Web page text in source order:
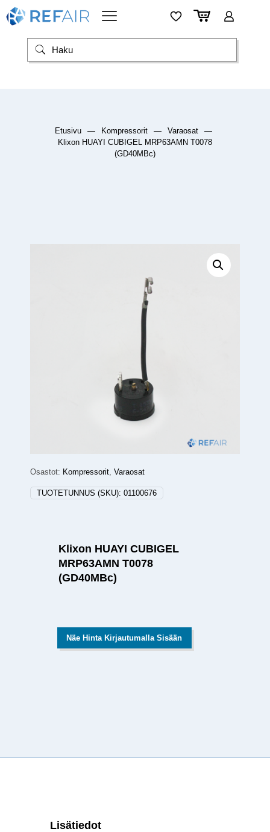
Etusivu — Kompressorit — Varaosat
—
Klixon HUAYI CUBIGEL MRP63AMN T0078
(GD40MBc)
Osastot: Kompressorit, Varaosat
TUOTETUNNUS (SKU): 01100676
Klixon HUAYI CUBIGEL
MRP63AMN T0078
(GD40MBc)
Näe Hinta Kirjautumalla Sisään
Lisätiedot